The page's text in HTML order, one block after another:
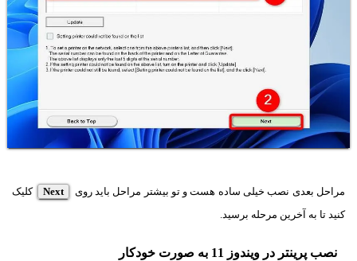
مراحل بعدی نصب خیلی ساده هست و تو بیشتر مراحل باید روی Next
کلیک
کنید تا به آخرین مرحله برسید.
نصب پرینتر در ویندوز 11 به صورت خودکار